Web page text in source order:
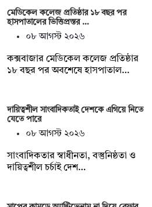
মেডিকেল কলেজ প্রতিষ্ঠার ১৮ বছর পর
হাসপাতালের ভিত্তিপ্রস্তর …
০৮ আগস্ট ২০২৬
কক্সবাজার মেডিকেল কলেজ প্রতিষ্ঠার
১৮ বছর পর অবশেষে হাসপাতাল…
দায়িত্বশীল সাংবাদিকতাই দেশকে এগিয়ে নিতে
যেতে পারে
০৮ আগস্ট ২০২৬
সাংবাদিকতার স্বাধীনতা, বস্তুনিষ্ঠতা ও
দায়িত্বশীল চর্চাই দেশ…